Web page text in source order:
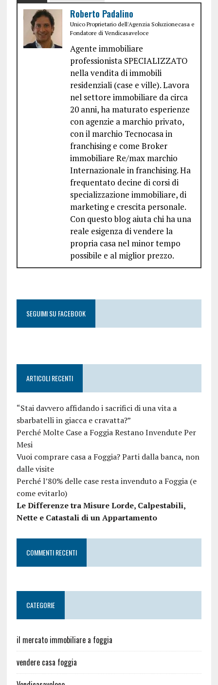
Roberto Padalino
Unico Proprietario dell'Agenzia Soluzionecasa e
Fondatore di Vendicasaveloce
Agente immobiliare
professionista SPECIALIZZATO
nella vendita di immobili
residenziali (case e ville). Lavora
nel settore immobiliare da circa
20 anni, ha maturato esperienze
con agenzie a marchio privato,
con il marchio Tecnocasa in
franchising e come Broker
immobiliare Re/max marchio
Internazionale in franchising. Ha
frequentato decine di corsi di
specializzazione immobiliare, di
marketing e crescita personale.
Con questo blog aiuta chi ha una
reale esigenza di vendere la
propria casa nel minor tempo
possibile e al miglior prezzo.
SEGUIMI SU FACEBOOK
ARTICOLI RECENTI
“Stai davvero affidando i sacrifici di una vita a
sbarbatelli in giacca e cravatta?”
Perché Molte Case a Foggia Restano Invendute Per
Mesi
Vuoi comprare casa a Foggia? Parti dalla banca, non
dalle visite
Perché l’80% delle case resta invenduto a Foggia (e
come evitarlo)
Le Differenze tra Misure Lorde, Calpestabili,
Nette e Catastali di un Appartamento
COMMENTI RECENTI
CATEGORIE
il mercato immobiliare a foggia
vendere casa foggia